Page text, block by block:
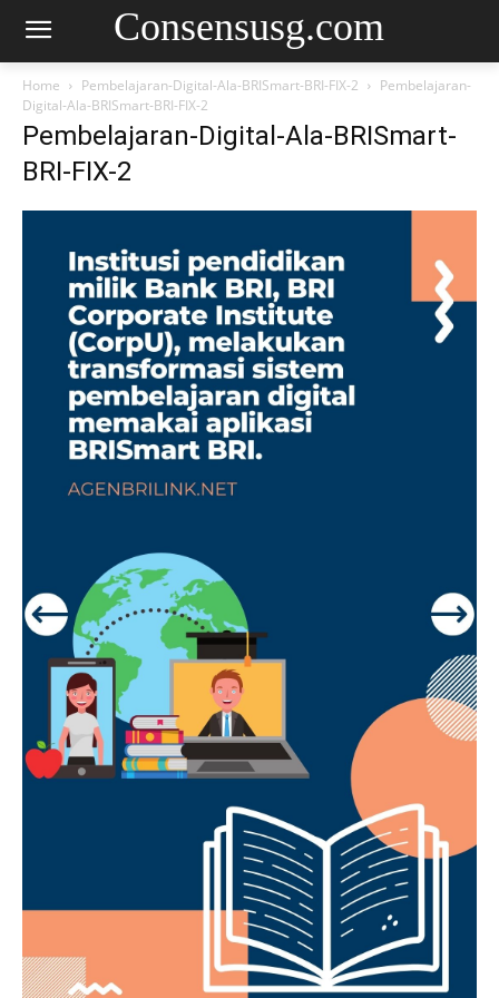
Consensusg.com
Home Pembelajaran-Digital-Ala-BRISmart-BRI-FIX-2
Pembelajaran-
Digital-Ala-BRISmart-BRI-FIX-2
Pembelajaran-Digital-Ala-BRISmart-
BRI-FIX-2